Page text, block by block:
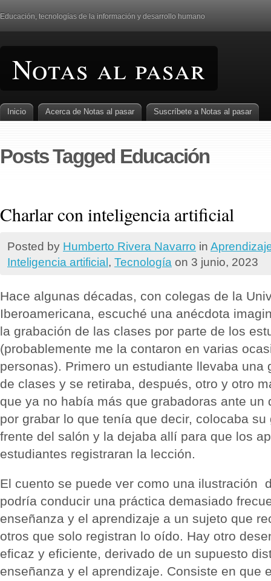
Educación, tecnologí­as de la información y desarrollo humano
Notas al pasar
Inicio Acerca de Notas al pasar Suscrí­bete a Notas al pasar
Posts Tagged Educación
Charlar con inteligencia artificial
Posted by Humberto Rivera Navarro in
Inteligencia artificial, Tecnologí­a on 3 junio, 2023
Hace algunas décadas, con colegas de la
Iberoamericana, escuché una anécdota
la grabación de las clases por parte de los
(probablemente me la contaron en varias
personas). Primero un estudiante llevaba una
de clases y se retiraba, después, otro y otro
que ya no había más que grabadoras ante un
por grabar lo que tenía que decir, colocaba su
frente del salón y la dejaba allí para que los
estudiantes registraran la lección.
El cuento se puede ver como una ilustración
podría conducir una práctica demasiado
enseñanza y el aprendizaje a un sujeto que
otros que solo registran lo oído. Hay otro
eficaz y eficiente, derivado de un supuesto
enseñanza y el aprendizaje. Consiste en que